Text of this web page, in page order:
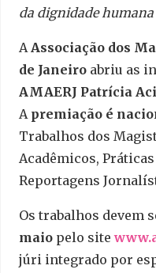
da dignidade humana
AAssociação dos
de Janeiro abriu as
AMAERJ Patrícia
A premiação é
Trabalhos dos
Acadêmicos,
Reportagens
Os trabalhos devem
maio pelo site
júri integrado por